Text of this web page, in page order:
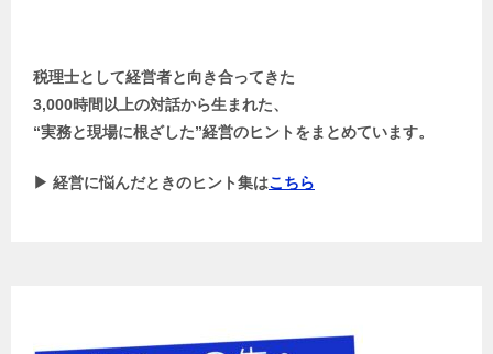
税理士として経営者と向き合ってきた
3,000時間以上の対話から生まれた、
“実務と現場に根ざした”経営のヒントをまとめています。
▶ 経営に悩んだときのヒント集はこちら